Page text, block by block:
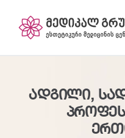
content
ᲐᲓᲒᲘᲚᲘ,